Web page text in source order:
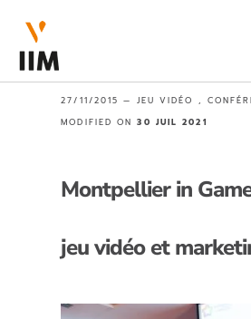
27/11/2015 — JEU VIDÉO ,
MODIFIED ON30 JUIL 2021
Montpellier in
jeu vidéo et